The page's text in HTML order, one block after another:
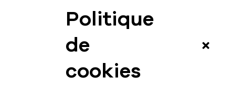
Politique
de
cookies
Interview